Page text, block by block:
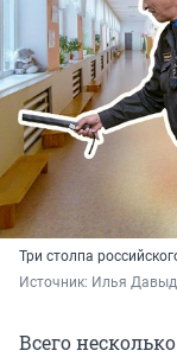
Три столпа
Источник: Илья
Всего